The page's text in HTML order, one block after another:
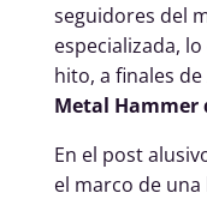
seguidores del
especializada,
hito, a finales
Metal Hammer
En el post
el marco de una